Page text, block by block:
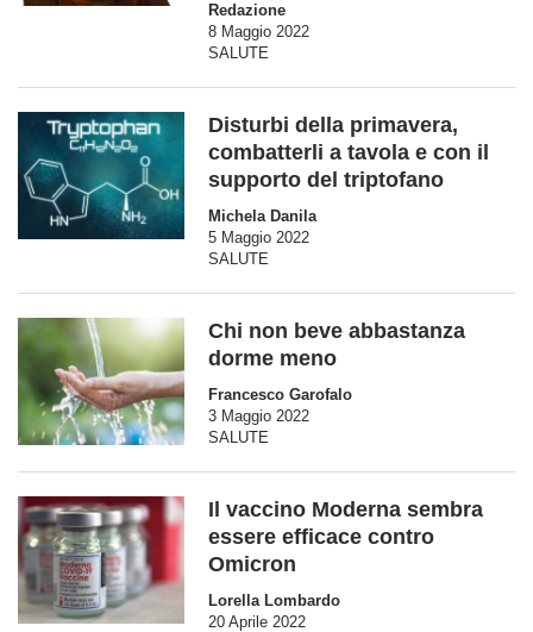
Redazione
8 Maggio 2022
SALUTE
Disturbi della primavera,
combatterli a tavola e con il
supporto del triptofano
Michela Danila
5 Maggio 2022
SALUTE
Chi non beve abbastanza
dorme meno
Francesco Garofalo
3 Maggio 2022
SALUTE
Il vaccino Moderna sembra
essere efficace contro
Omicron
Lorella Lombardo
20 Aprile 2022